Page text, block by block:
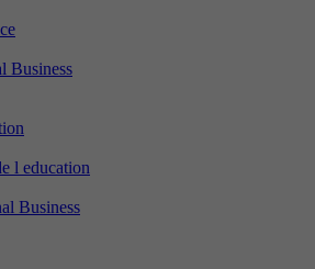
Business
l education
Business